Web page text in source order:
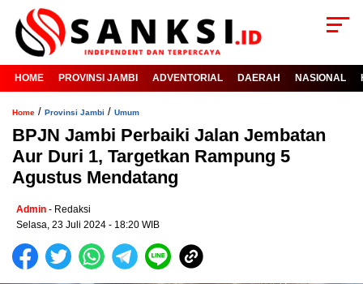
HOME PROVINSI JAMBI ADVENTORIAL DAERAH NASIONAL
Home / Provinsi Jambi / Umum
BPJN Jambi Perbaiki Jalan Jembatan
Aur Duri 1, Targetkan Rampung 5
Agustus Mendatang
Admin - Redaksi
Selasa, 23 Juli 2024 - 18:20 WIB